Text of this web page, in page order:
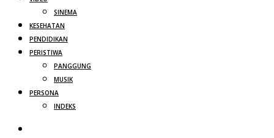
SINEMA
KESEHATAN
PENDIDIKAN
PERISTIWA
PANGGUNG
MUSIK
PERSONA
INDEKS